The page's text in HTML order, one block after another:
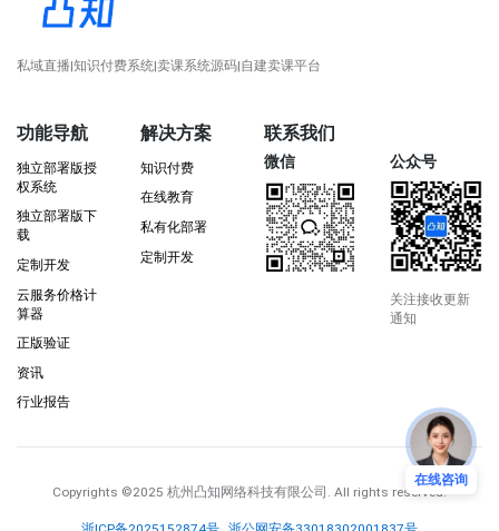
私域直播|知识付费系统|卖课系统源码|自建卖课平台
功能导航
独立部署版授
权系统
独立部署版下
载
定制开发
云服务价格计
算器
正版验证
资讯
行业报告
解决方案
知识付费
在线教育
私有化部署
定制开发
联系我们
微信 公众号
关注接收更新
通知
Copyrights ©2025 杭州凸知网络科技有限公司 . All rights reserved.
在线咨询